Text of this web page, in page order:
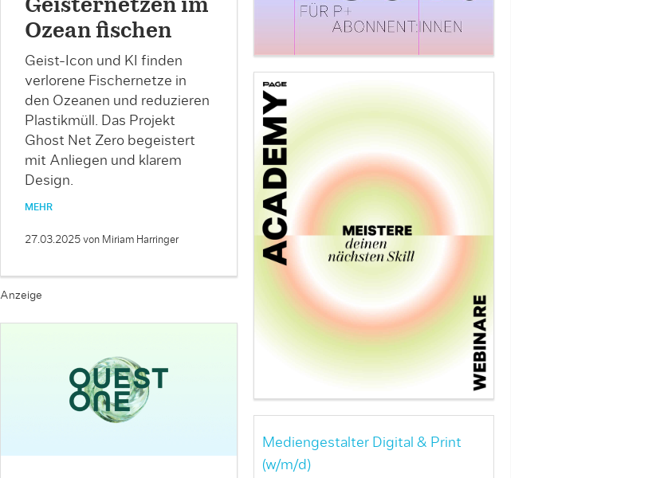
Geisternetzen im
Ozean fischen
Geist-Icon und KI finden
verlorene Fischernetze in
den Ozeanen und reduzieren
Plastikmüll. Das Projekt
Ghost Net Zero begeistert
mit Anliegen und klarem
Design.
MEHR
27.03.2025 von Miriam Harringer
Anzeige
Mediengestalter Digital & Print
(w/m/d)